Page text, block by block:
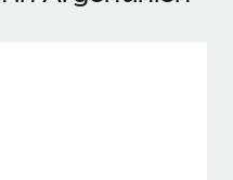
HR & Compliance
KI-Automatisierung
Qualifikationen